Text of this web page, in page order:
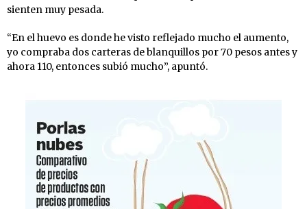
sienten muy pesada.
“En el huevo es donde he visto reflejado mucho el aumento,
yo compraba dos carteras de blanquillos por 70 pesos antes y
ahora 110, entonces subió mucho”, apuntó.